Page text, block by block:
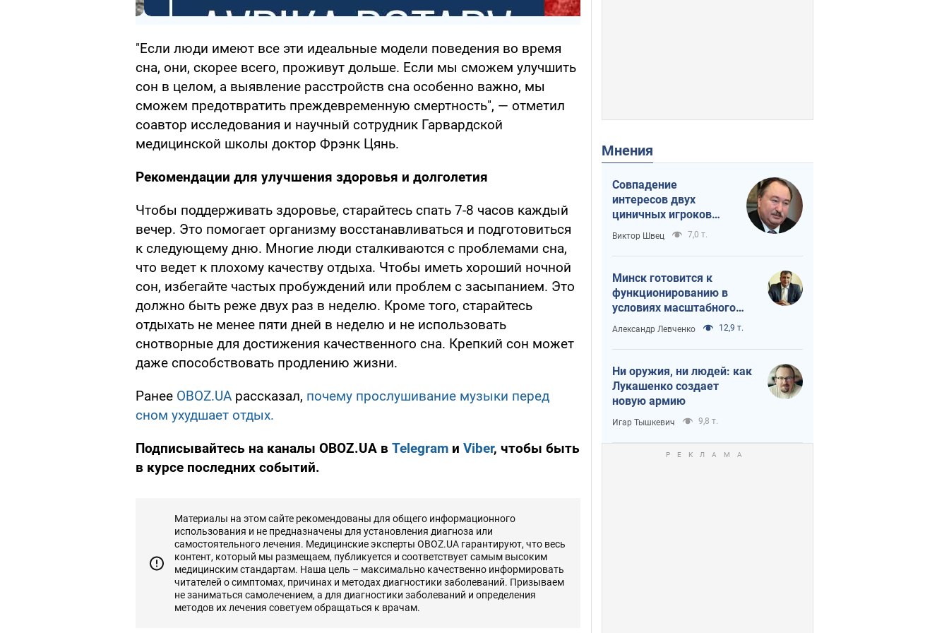
"Если люди имеют все эти идеальные модели поведения во время
сна, они, скорее всего, проживут дольше. Если мы сможем улучшить
сон в целом, а выявление расстройств сна особенно важно, мы
сможем предотвратить преждевременную смертность", — отметил
соавтор исследования и научный сотрудник Гарвардской
медицинской школы доктор Фрэнк Цянь.
Рекомендации для улучшения здоровья и долголетия
Чтобы поддерживать здоровье, старайтесь спать 7-8 часов каждый
вечер. Это помогает организму восстанавливаться и подготовиться
к следующему дню. Многие люди сталкиваются с проблемами сна,
что ведет к плохому качеству отдыха. Чтобы иметь хороший ночной
сон, избегайте частых пробуждений или проблем с засыпанием. Это
должно быть реже двух раз в неделю. Кроме того, старайтесь
отдыхать не менее пяти дней в неделю и не использовать
снотворные для достижения качественного сна. Крепкий сон может
даже способствовать продлению жизни.
Ранее OBOZ.UA рассказал, почему прослушивание музыки перед
сном ухудшает отдых.
Подписывайтесь на каналы OBOZ.UA в Telegram и Viber, чтобы быть
в курсе последних событий.
Материалы на этом сайте рекомендованы для общего информационного
использования и не предназначены для установления диагноза или
самостоятельного лечения. Медицинские эксперты OBOZ.UA гарантируют, что весь
контент, который мы размещаем, публикуется и соответствует самым высоким
медицинским стандартам. Наша цель – максимально качественно информировать
читателей о симптомах, причинах и методах диагностики заболеваний. Призываем
не заниматься самолечением, а для диагностики заболеваний и определения
методов их лечения советуем обращаться к врачам.
Мнения
Совпадение
интересов двух
циничных игроков
или тайный план
Трампа и Путина?
Виктор Швец 7,0 т.
Минск готовится к
функционированию в
условиях масштабного
военного кризиса
Александр Левченко 12,9 т.
Ни оружия, ни людей: как
Лукашенко создает
новую армию
Игар Тышкевич 9,8 т.